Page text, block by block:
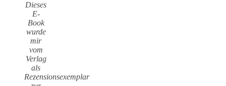
Dieses
E-
Book
wurde
mir
vom
Verlag
als
Rezensionsexemplar